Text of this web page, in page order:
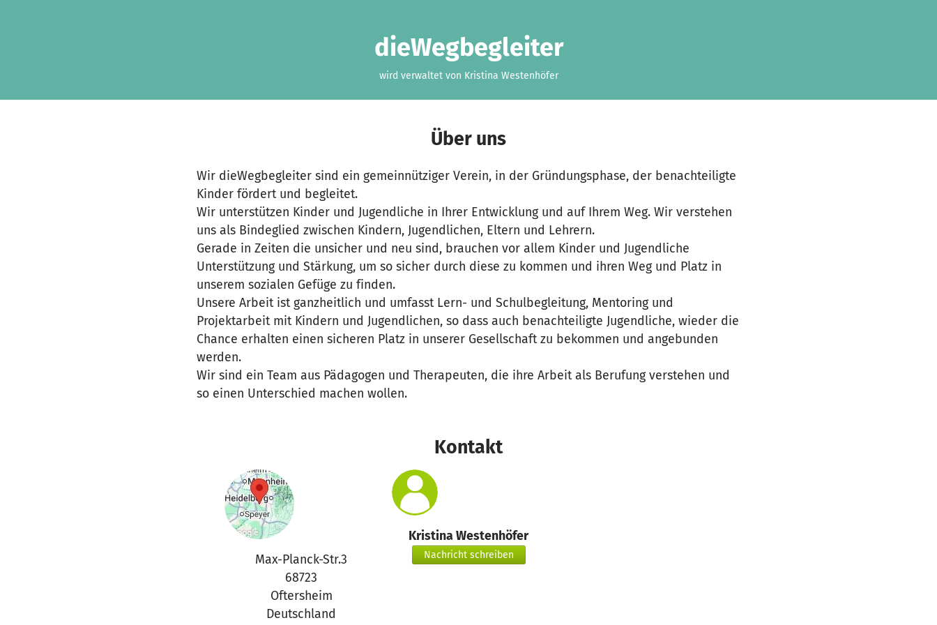
dieWegbegleiter
wird verwaltet von Kristina Westenhöfer
Über uns
Wir dieWegbegleiter sind ein gemeinnütziger Verein, in der Gründungsphase, der benachteiligte
Kinder fördert und begleitet.
Wir unterstützen Kinder und Jugendliche in Ihrer Entwicklung und auf Ihrem Weg. Wir verstehen
uns als Bindeglied zwischen Kindern, Jugendlichen, Eltern und Lehrern.
Gerade in Zeiten die unsicher und neu sind, brauchen vor allem Kinder und Jugendliche
Unterstützung und Stärkung, um so sicher durch diese zu kommen und ihren Weg und Platz in
unserem sozialen Gefüge zu finden.
Unsere Arbeit ist ganzheitlich und umfasst Lern- und Schulbegleitung, Mentoring und
Projektarbeit mit Kindern und Jugendlichen, so dass auch benachteiligte Jugendliche, wieder die
Chance erhalten einen sicheren Platz in unserer Gesellschaft zu bekommen und angebunden
werden.
Wir sind ein Team aus Pädagogen und Therapeuten, die ihre Arbeit als Berufung verstehen und
so einen Unterschied machen wollen.
Kontakt
Max-Planck-Str.3
68723
Oftersheim
Deutschland
Kristina Westenhöfer
Nachricht schreiben